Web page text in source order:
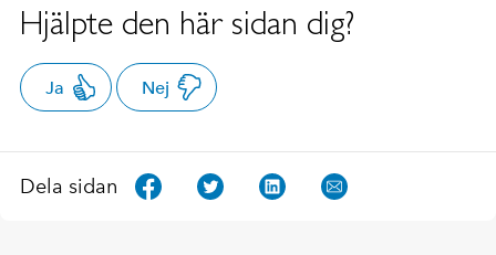
Hjälpte den här sidan dig?
Ja Nej
Dela sidan